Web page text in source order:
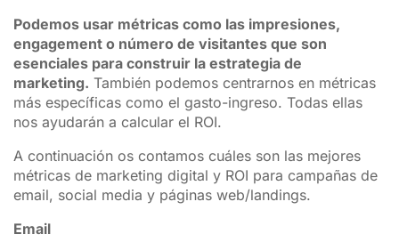
Podemos usar métricas como las impresiones,
engagement o número de visitantes que son
esenciales para construir la estrategia de
marketing. También podemos centrarnos en métricas
más específicas como el gasto-ingreso. Todas ellas
nos ayudarán a calcular el ROI.
A continuación os contamos cuáles son las mejores
métricas de marketing digital y ROI para campañas de
email, social media y páginas web/landings.
Email